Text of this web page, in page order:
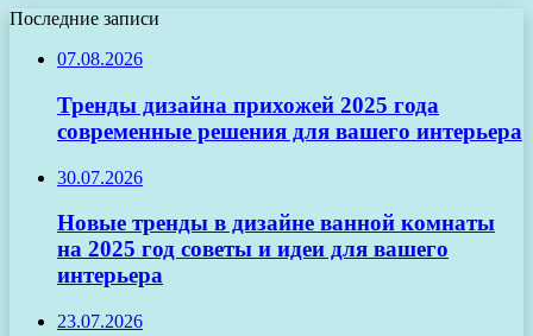
Последние записи
07.08.2026
Тренды дизайна прихожей 2025 года
современные решения для вашего интерьера
30.07.2026
Новые тренды в дизайне ванной комнаты
на 2025 год советы и идеи для вашего
интерьера
23.07.2026